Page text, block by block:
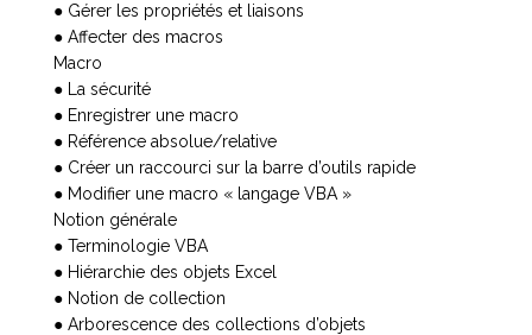
● Gérer les propriétés et liaisons
● Affecter des macros
Macro
● La sécurité
● Enregistrer une macro
● Référence absolue/relative
● Créer un raccourci sur la barre d’outils rapide
● Modifier une macro « langage VBA »
Notion générale
● Terminologie VBA
● Hiérarchie des objets Excel
● Notion de collection
● Arborescence des collections d’objets